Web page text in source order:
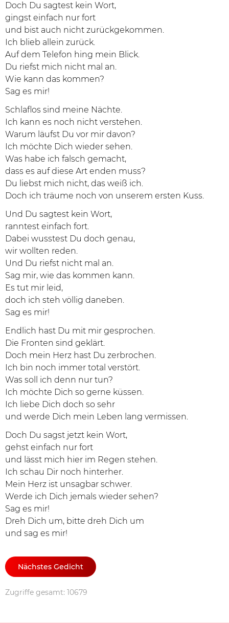
Doch Du sagtest kein Wort,
gingst einfach nur fort
und bist auch nicht zurückgekommen.
Ich blieb allein zurück.
Auf dem Telefon hing mein Blick.
Du riefst mich nicht mal an.
Wie kann das kommen?
Sag es mir!
Schlaflos sind meine Nächte.
Ich kann es noch nicht verstehen.
Warum läufst Du vor mir davon?
Ich möchte Dich wieder sehen.
Was habe ich falsch gemacht,
dass es auf diese Art enden muss?
Du liebst mich nicht, das weiß ich.
Doch ich träume noch von unserem ersten Kuss.
Und Du sagtest kein Wort,
ranntest einfach fort.
Dabei wusstest Du doch genau,
wir wollten reden.
Und Du riefst nicht mal an.
Sag mir, wie das kommen kann.
Es tut mir leid,
doch ich steh völlig daneben.
Sag es mir!
Endlich hast Du mit mir gesprochen.
Die Fronten sind geklärt.
Doch mein Herz hast Du zerbrochen.
Ich bin noch immer total verstört.
Was soll ich denn nur tun?
Ich möchte Dich so gerne küssen.
Ich liebe Dich doch so sehr
und werde Dich mein Leben lang vermissen.
Doch Du sagst jetzt kein Wort,
gehst einfach nur fort
und lässt mich hier im Regen stehen.
Ich schau Dir noch hinterher.
Mein Herz ist unsagbar schwer.
Werde ich Dich jemals wieder sehen?
Sag es mir!
Dreh Dich um, bitte dreh Dich um
und sag es mir!
Nächstes Gedicht
Zugriffe gesamt: 10679